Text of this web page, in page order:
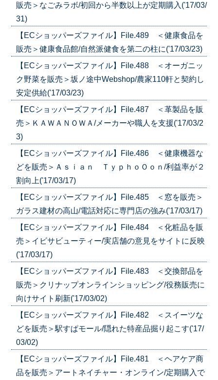
販売＞なごみラボ/初回から半数以上が定期購入('17/03/
31)
【ECショッパーズファイル】File.489 ＜健康食品を
販売＞健康食品館/自然派健食を第二の柱に('17/03/23)
【ECショッパーズファイル】File.488 ＜オーガニッ
ク野菜を販売＞坂ノ途中Webshop/農家110軒と契約し
安定供給('17/03/23)
【ECショッパーズファイル】File.487 ＜革製品を販
売＞ＫＡＷＡＮＯＷＡ/メーカーや職人を支援('17/03/2
3)
【ECショッパーズファイル】File.486 ＜健康機器な
どを販売＞Ａｓｉａｎ ＴｙｐｈｏＯｏｎ/利益率が２
割向上('17/03/17)
【ECショッパーズファイル】File.485 ＜窓を販売＞
ガラス建材の高山/電話対応に専門店の強み('17/03/17)
【ECショッパーズファイル】File.484 ＜化粧品を販
売＞イビサビューティー/実店舗の意見をサイトに反映
('17/03/17)
【ECショッパーズファイル】File.483 ＜交換部品を
販売＞クリナップオンラインショッピング/役務販売に
向けサイト刷新('17/03/02)
【ECショッパーズファイル】File.482 ＜スイーツな
どを販売＞駅すぱモール/隠れた特産品掘り起こす('17/
03/02)
【ECショッパーズファイル】File.481 ＜ヘアケア商
品を販売＞アートネイチャー・オンライン/定期購入で